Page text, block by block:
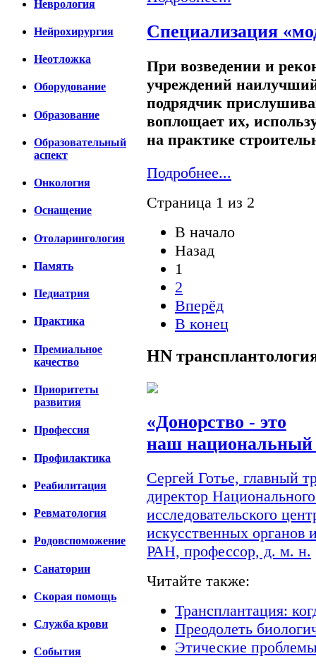
Неврология
Нейрохирургия
Неотложка
Оборудование
Образование
Образовательный
аспект
Онкология
Оснащение
Отоларингология
Память
Педиатрия
Практика
Премиальное
качество
Приоритеты
развития
Профессия
Профилактика
Реабилитация
Ревматология
Родовспоможение
Санатории
Скорая помощь
Cлужба крови
События
Специализация
При возведении и
учреждений
подрядчик
воплощает их,
на практике
Подробнее...
Страница 1 из 2
В начало
Назад
1
2
Вперёд
В конец
HN
«Донорство - это
наш национальный
Сергей Готье, главный
директор
исследовательского
искусственных
РАН, профессор, д. м. н.
Читайте также:
Трансплантация:
Преодолеть
Этические